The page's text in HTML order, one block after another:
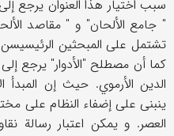
سبب اختیار هذا العنوان یرجع
" جامع الألحان" و " مقاصد
تشتمل علی المبحثین الرئیسیسن ـ
کما أن مصطلح "الأدوار" یرجع
الدین الأرموي. حیث إن المبدأ
ینبنی علی إضفاء النظام علی
العصر. و یمکن اعتبار رسالة